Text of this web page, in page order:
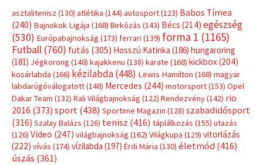
asztalitenisz (130) atlétika (144) autosport(123) Babos Tímea
(240) Bajnokok Ligája (168) Birkózás (143) Bécs (214) egészség
(530) Európabajnokság (173) ferrari (139) forma 1 (1165)
Futball (760) futás (305) Hosszú Katinka (186) hungaroring
(181) Jégkorong (148) kajakkenu (138) karate (168) kickbox(204)
kosárlabda (166) kézilabda(448) Lewis Hamilton (168) magyar
labdarúgóválogatott(148) Mercedes (244) motorsport(153) Opel
Dakar Team (132) Rali Világbajnokság (122) Rendezvény(142) rio
2016 (373) sport(438) Sportime Magazin (128) szabadidősport
(316) Szalay Balázs (126) tenisz (416) táplálkozás (155) utazás
(126) Video (247) világbajnokság (162) Világkupa (129) vitorlázás
(222) vívás (174) vízilabda (197) Érdi Mária (130) életmód(416)
úszás (361)